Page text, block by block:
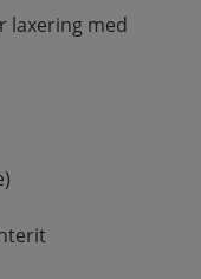
laxering med